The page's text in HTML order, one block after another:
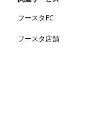
フースタFC
フースタ店舗